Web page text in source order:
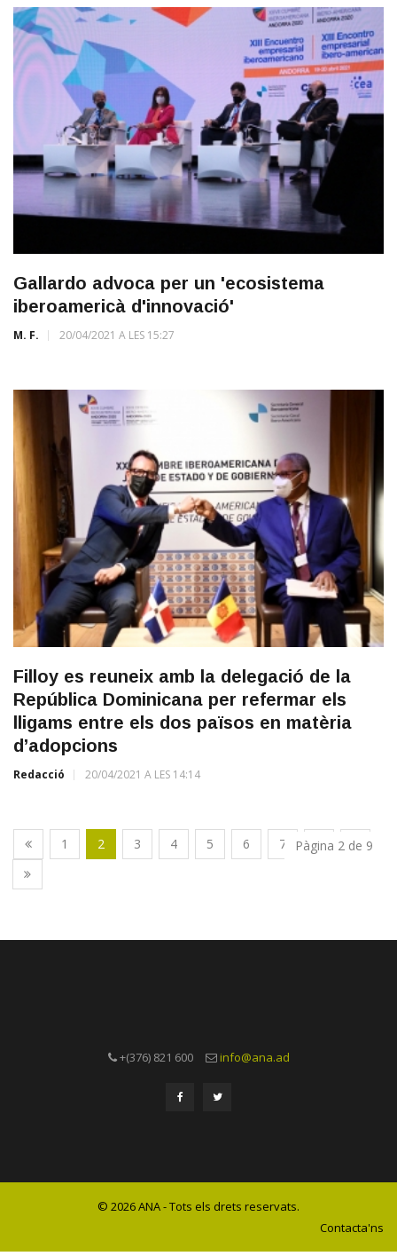
Gallardo advoca per un 'ecosistema
iberoamericà d'innovació'
M. F. 20/04/2021 A LES 15:27
Filloy es reuneix amb la delegació de la
República Dominicana per refermar els
lligams entre els dos països en matèria
d’adopcions
Redacció 20/04/2021 A LES 14:14
1 2 3 4 5 6 7 8 9
Pàgina 2 de 9
+(376) 821 600 info@ana.ad
© 2026 ANA - Tots els drets reservats.
Contacta'ns